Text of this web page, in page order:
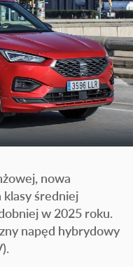
nowa
klasy średniej
w 2025 roku.
napęd hybrydowy